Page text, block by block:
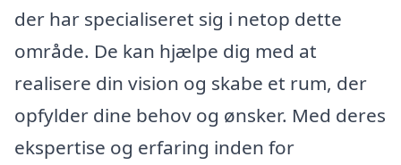
der har specialiseret sig i netop dette
område. De kan hjælpe dig med at
realisere din vision og skabe et rum, der
opfylder dine behov og ønsker. Med deres
ekspertise og erfaring inden for